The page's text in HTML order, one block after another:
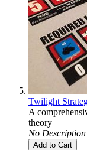
Twilight
A
theory
No
Add to Cart